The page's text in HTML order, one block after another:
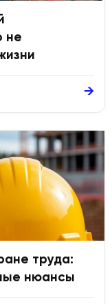
не
→
труда:
нюансы